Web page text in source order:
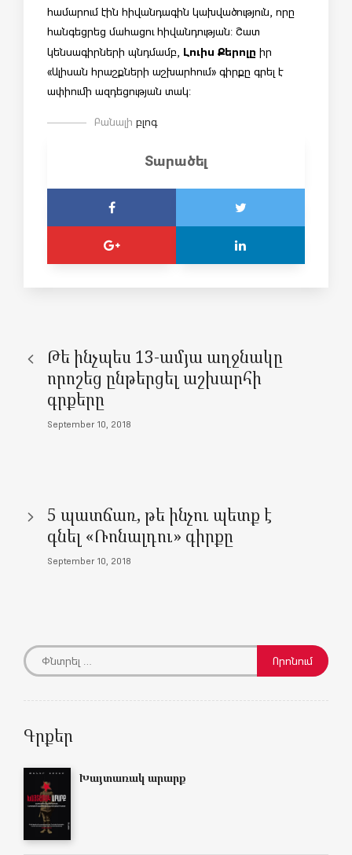
համարում էին հիվանդագին կախվածություն, որը
հանգեցրեց մահացու հիվանդության: Շատ
կենսագիրների պնդմամբ, Լուիս Քերոլը իր
«Ալիսան հրաշքների աշխարհում» գիրքը գրել է
ափիումի ազդեցության տակ:
Բանալի բլոգ
Տարածել
Թե ինչպես 13-ամյա աղջնակը
որոշեց ընթերցել աշխարհի
գրքերը
September 10, 2018
5 պատճառ, թե ինչու պետք է
գնել «Ռոնալդու» գիրքը
September 10, 2018
Գրքեր
Խայտառակ արարք